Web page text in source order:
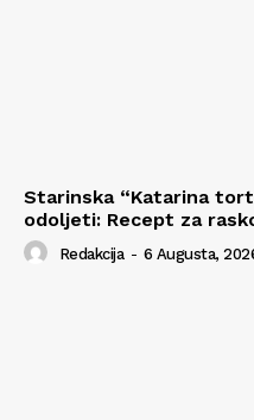
Starinska “Katarina
odoljeti: Recept za
Redakcija - 6 Augusta,